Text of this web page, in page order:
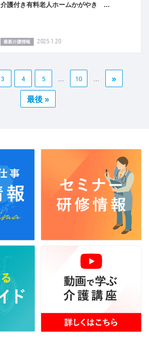
介護付き有料老人ホームかがやき ...
最新介護情報 2025.1.20
3 4 5 ... 10 ... »
最後 »